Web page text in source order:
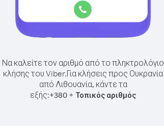
Να καλείτε τον αριθμό από το πληκτρολόγιο
κλήσης του Viber.Για κλήσεις προς Ουκρανία
από Λιθουανία, κάντε τα
εξής:+380 + Τοπικός αριθμός